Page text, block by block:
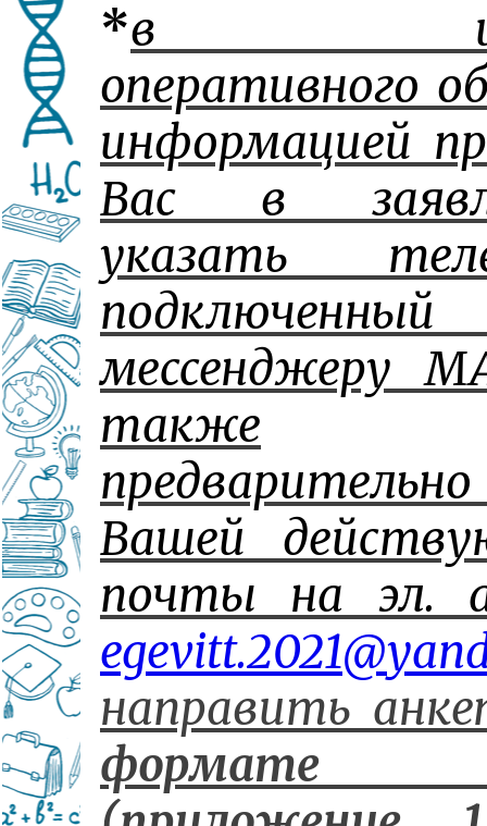
*в
оперативного
информацией
Вас в
указать
мессенджеру
также
Вашей
почты на эл.
egevitt.2021@
направить